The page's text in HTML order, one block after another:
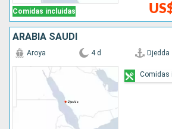
Comidas incluidas
ARABIA SAUDÍ
Aroya 4 d Djedda
Comidas